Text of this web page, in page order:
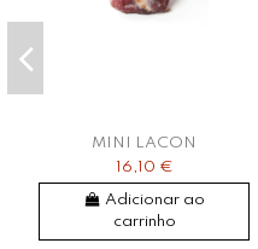
MINI LACON
16,10 €
Adicionar ao
carrinho